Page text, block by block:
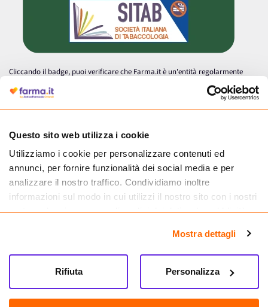
Questo sito web utilizza i cookie
Utilizziamo i cookie per personalizzare contenuti ed
annunci, per fornire funzionalità dei social media e per
analizzare il nostro traffico. Condividiamo inoltre
informazioni sul modo in cui utilizzi il nostro sito con i nostri
partner che si occupano di analisi dei dati web, pubblicità e
informazioni che hai fornito loro o che hanno raccolto dal
tuo utilizzo dei loro servizi.
Mostra dettagli
Personalizza
Rifiuta
Cliccando il badge, puoi verificare che Farma.it è un'entità regolarmente
autorizzata dal Ministero della Salute a effettuare la vendita online di
medicinali.
Farma.it S.a.s. P. IVA 07417261216 REA: NA-884088
CREDITS